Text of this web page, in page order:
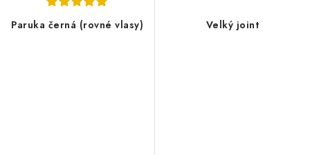
Paruka černá (rovné vlasy) Velký joint